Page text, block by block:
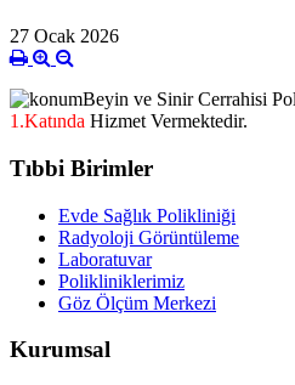
27 Ocak 2026
Beyin ve Sinir Cerrahisi
1.Katında Hizmet Vermektedir.
Tıbbi Birimler
Evde Sağlık Polikliniği
Radyoloji Görüntüleme
Laboratuvar
Polikliniklerimiz
Göz Ölçüm Merkezi
Kurumsal